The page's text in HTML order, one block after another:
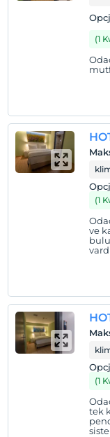
(1
(1
ve
(1
tek